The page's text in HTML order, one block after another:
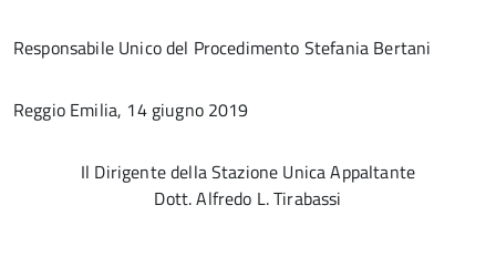
Responsabile Unico del Procedimento Stefania Bertani
Reggio Emilia, 14 giugno 2019
Il Dirigente della Stazione Unica Appaltante
Dott. Alfredo L. Tirabassi